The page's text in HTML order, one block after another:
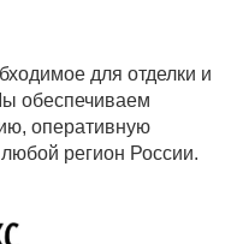
для отделки и
обеспечиваем
оперативную
любой регион России.